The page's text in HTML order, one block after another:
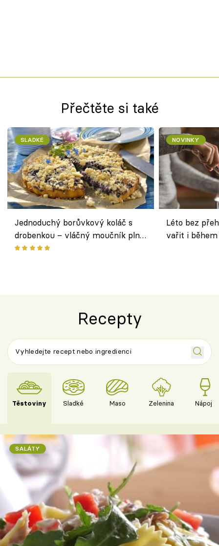
Přečtěte si také
SLADKÉ
Jednoduchý borůvkový koláč s
drobenkou – vláčný moučník plný
ovoce
NOVINKY
Léto bez
vařit i
Recepty
Těstoviny Sladké Maso Zelenina Nápoje
SALÁTY